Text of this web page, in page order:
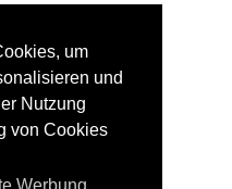
um
und
Nutzung
von Cookies